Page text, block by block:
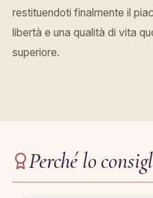
restituendoti finalmente il
libertà e una qualità di vita
superiore.
Perché lo